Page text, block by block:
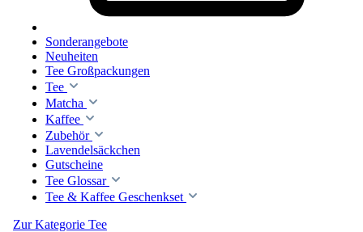
Sonderangebote
Neuheiten
Tee Großpackungen
Tee
Matcha
Kaffee
Zubehör
Lavendelsäckchen
Gutscheine
Tee Glossar
Tee & Kaffee Geschenkset
Zur Kategorie Tee